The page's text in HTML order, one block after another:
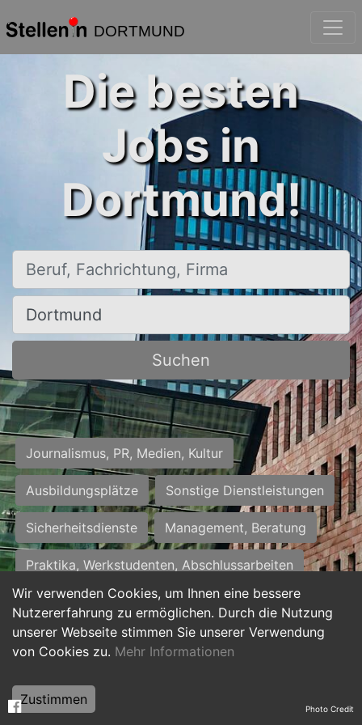
DORTMUND
Wir verwenden Cookies, um Ihnen eine bessere
Nutzererfahrung zu ermöglichen. Durch die Nutzung
unserer Webseite stimmen Sie unserer Verwendung
von Cookies zu. Mehr Informationen
Zustimmen
Die besten
Jobs in
Dortmund!
Beruf, Fachrichtung, Firma
Ort, Stadt
Suchen
Journalismus, PR, Medien, Kultur
Ausbildungsplätze Sonstige Dienstleistungen
Sicherheitsdienste Management, Beratung
Praktika, Werkstudenten, Abschlussarbeiten
Personalwesen Assistenz, Sekretariat
Hilfskräfte, Aushilfs- und Nebenjobs
Weiterbildung, Studium, duale Ausbildung Photo Credit